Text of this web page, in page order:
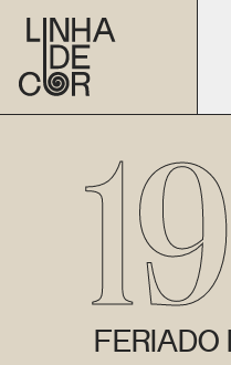
FERIADO